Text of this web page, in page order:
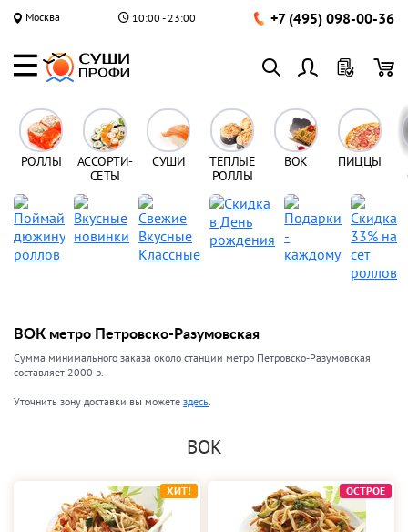
Москва 10:00 - 23:00 +7 (495) 098-00-36
РОЛЛЫ
АССОРТИ-
СЕТЫ
СУШИ
ТЕПЛЫЕ
РОЛЛЫ
ВОК ПИЦЦЫ
ВОК метро Петровско-Разумовская
Сумма минимального заказа около станции метро Петровско-Разумовская
составляет 2000 р.
Уточнить зону доставки вы можетездесь.
ВОК
ХИТ! ОСТРОЕ